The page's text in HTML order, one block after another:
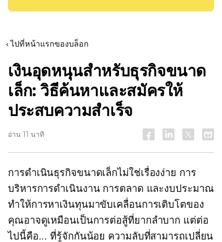
‹ ไปที่หน้าแรกของบล็อก
เงินอุดหนุนสำหรับธุรกิจขนาด
เล็ก: วิธีค้นหาและสมัครให้
ประสบความสำเร็จ
อ่าน 11 นาที
การดำเนินธุรกิจขนาดเล็กไม่ใช่เรื่องง่าย การ
บริหารการดำเนินงาน การตลาด และงบประมาณ
ทำให้การหาเงินทุนมาขับเคลื่อนการเติบโตของ
คุณอาจดูเหมือนเป็นการต่อสู้ที่ยากลำบาก แต่ต่อ
ไปนี้คือ...ที่รู้จักกันน้อย ความลับที่สามารถเปลี่ยน